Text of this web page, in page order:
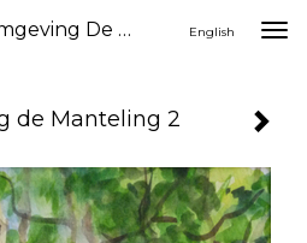
Wieteke Hendrikx - Omgeving De Manteling 2 English
de Manteling 2